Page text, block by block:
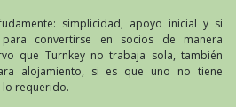
simplicidad, apoyo inicial y si
para convertirse en socios de manera
que Turnkey no trabaja sola, también
alojamiento, si es que uno no tiene
requerido.